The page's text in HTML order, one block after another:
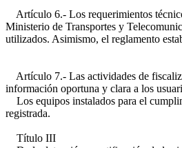
Artículo 6.- Los requerimientos
Ministerio de Transportes y
utilizados. Asimismo, el reglamento
Artículo 7.- Las actividades de
información oportuna y clara a los
Los equipos instalados para el
registrada.
Título III